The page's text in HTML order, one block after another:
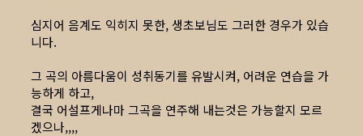
심지어 음계도 익히지 못한, 생초보님도 그러한 경우가 있습
니다.
그 곡의 아름다움이 성취동기를 유발시켜, 어려운 연습을 가
능하게 하고,
결국 어설프게나마 그곡을 연주해 내는것은 가능할지 모르
겠으나,,,,